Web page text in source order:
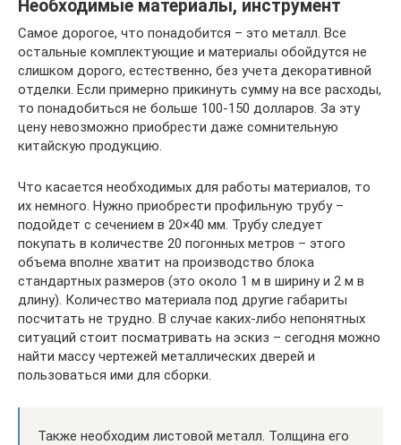
Необходимые материалы, инструмент
Самое дорогое, что понадобится – это металл. Все
остальные комплектующие и материалы обойдутся не
слишком дорого, естественно, без учета декоративной
отделки. Если примерно прикинуть сумму на все расходы,
то понадобиться не больше 100-150 долларов. За эту
цену невозможно приобрести даже сомнительную
китайскую продукцию.
Что касается необходимых для работы материалов, то
их немного. Нужно приобрести профильную трубу –
подойдет с сечением в 20×40 мм. Трубу следует
покупать в количестве 20 погонных метров – этого
объема вполне хватит на производство блока
стандартных размеров (это около 1 м в ширину и 2 м в
длину). Количество материала под другие габариты
посчитать не трудно. В случае каких-либо непонятных
ситуаций стоит посматривать на эскиз – сегодня можно
найти массу чертежей металлических дверей и
пользоваться ими для сборки.
Также необходим листовой металл. Толщина его